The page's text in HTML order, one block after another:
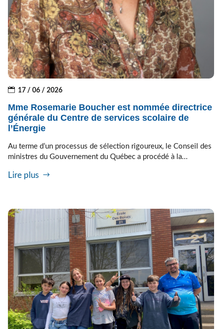
17 / 06 / 2026
Mme Rosemarie Boucher est nommée directrice
générale du Centre de services scolaire de
l’Énergie
Au terme d’un processus de sélection rigoureux, le Conseil des
ministres du Gouvernement du Québec a procédé à la...
Lire plus